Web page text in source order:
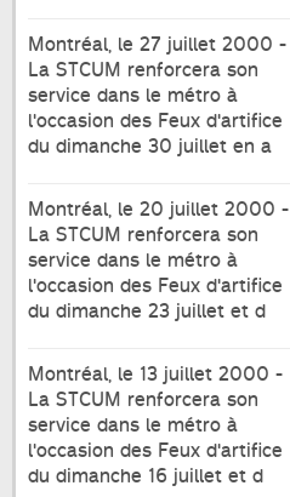
Montréal, le 27 juillet 2000 -
La STCUM renforcera son
service dans le métro à
l'occasion des Feux d'artifice
du dimanche 30 juillet en a
Montréal, le 20 juillet 2000 -
La STCUM renforcera son
service dans le métro à
l'occasion des Feux d'artifice
du dimanche 23 juillet et d
Montréal, le 13 juillet 2000 -
La STCUM renforcera son
service dans le métro à
l'occasion des Feux d'artifice
du dimanche 16 juillet et d